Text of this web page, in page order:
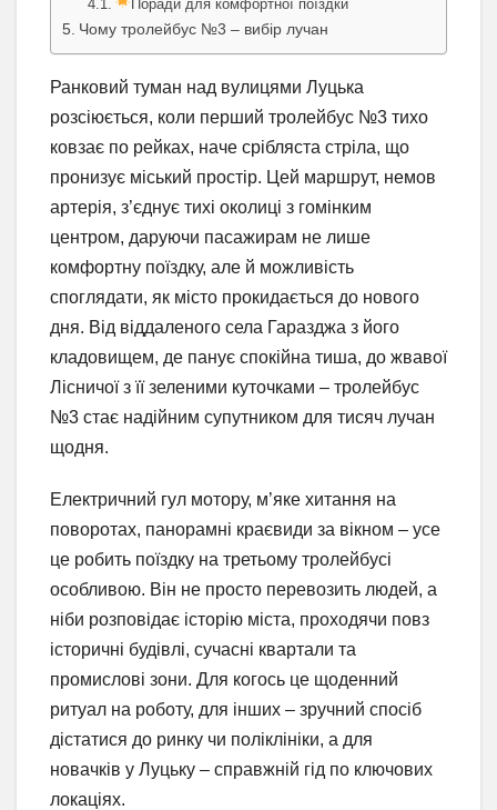
Поради для комфортної поїздки
Чому тролейбус №3 – вибір лучан
Ранковий туман над вулицями Луцька
розсіюється, коли перший тролейбус №3 тихо
ковзає по рейках, наче срібляста стріла, що
пронизує міський простір. Цей маршрут, немов
артерія, з’єднує тихі околиці з гомінким
центром, даруючи пасажирам не лише
комфортну поїздку, але й можливість
споглядати, як місто прокидається до нового
дня. Від віддаленого села Гаразджа з його
кладовищем, де панує спокійна тиша, до жвавої
Лісничої з її зеленими куточками – тролейбус
№3 стає надійним супутником для тисяч лучан
щодня.
Електричний гул мотору, м’яке хитання на
поворотах, панорамні краєвиди за вікном – усе
це робить поїздку на третьому тролейбусі
особливою. Він не просто перевозить людей, а
ніби розповідає історію міста, проходячи повз
історичні будівлі, сучасні квартали та
промислові зони. Для когось це щоденний
ритуал на роботу, для інших – зручний спосіб
дістатися до ринку чи поліклініки, а для
новачків у Луцьку – справжній гід по ключових
локаціях.